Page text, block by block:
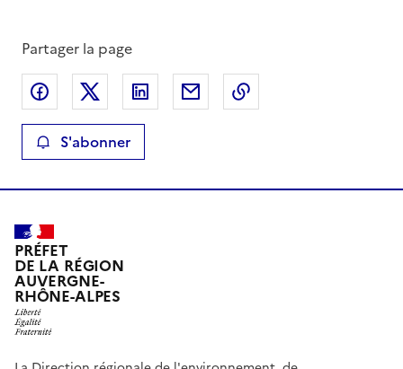
Partager la page
Partager sur Facebook
Partager sur XPartager sur LinkedIn
Partager par email
S'abonner
PRÉFET
DE LA RÉGION
AUVERGNE-
RHÔNE-ALPES